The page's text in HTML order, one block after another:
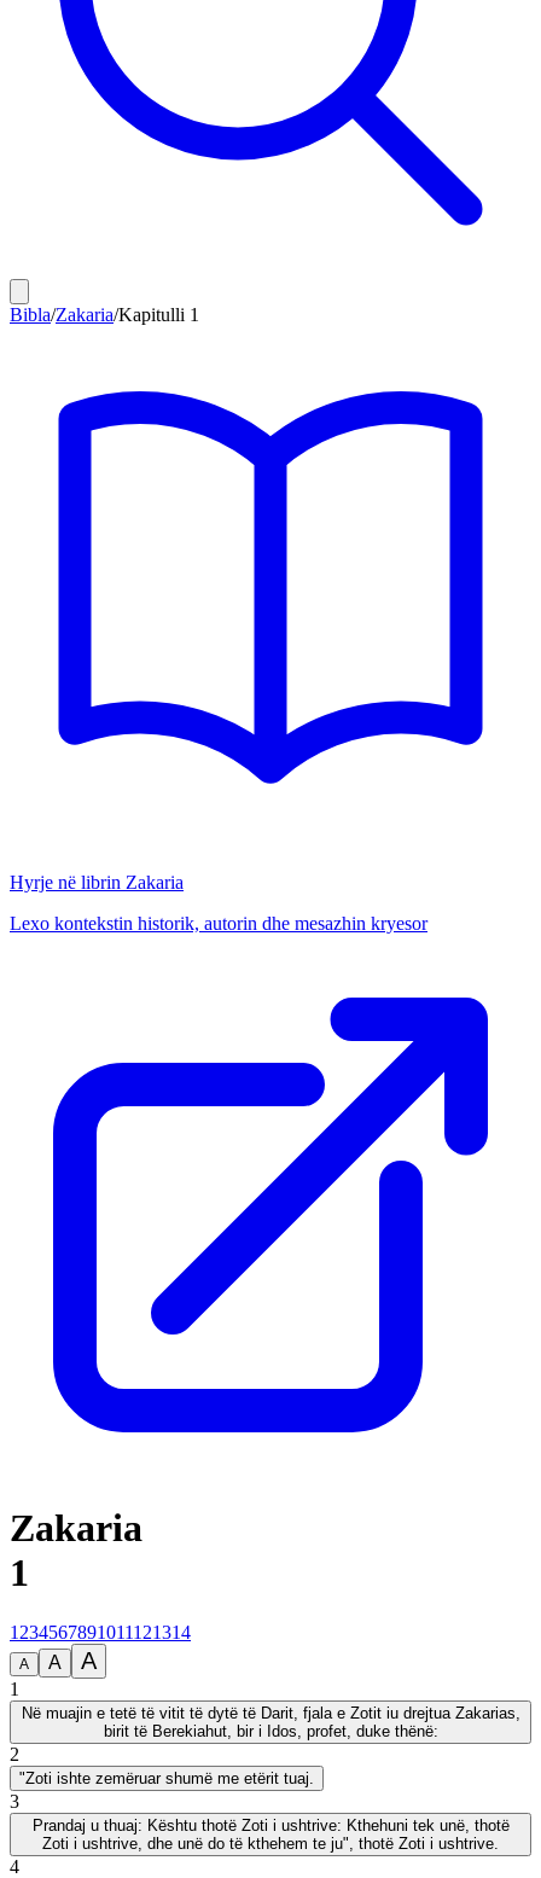
Bibla/Zakaria/Kapitulli 1
Hyrje në librin Zakaria
Lexo kontekstin historik, autorin dhe mesazhin kryesor
Zakaria
1
1 234567891011121314
A A A
1
Në muajin e tetë të vitit të dytë të Darit, fjala e Zotit iu drejtua Zakarias,
birit të Berekiahut, bir i Idos, profet, duke thënë:
2
"Zoti ishte zemëruar shumë me etërit tuaj.
3
Prandaj u thuaj: Kështu thotë Zoti i ushtrive: Kthehuni tek unë, thotë
Zoti i ushtrive, dhe unë do të kthehem te ju", thotë Zoti i ushtrive.
4